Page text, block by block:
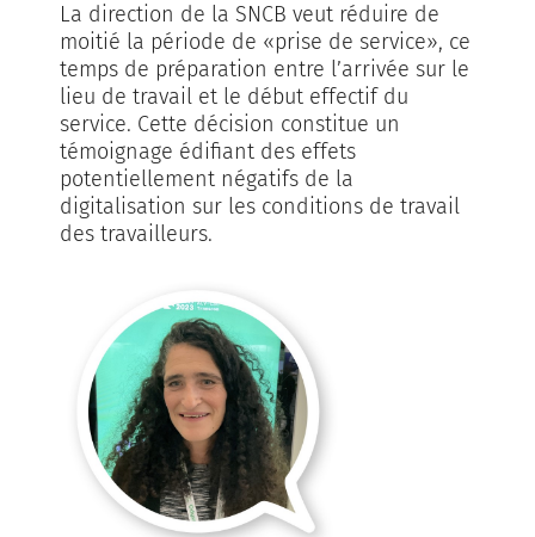
La direction de la SNCB veut réduire de
moitié la période de «prise de service», ce
temps de préparation entre l’arrivée sur le
lieu de travail et le début effectif du
service. Cette décision constitue un
témoignage édifiant des effets
potentiellement négatifs de la
digitalisation sur les conditions de travail
des travailleurs.